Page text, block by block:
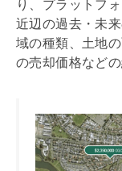
り、プラットフ
近辺の過去・未
域の種類、土地
の売却価格など